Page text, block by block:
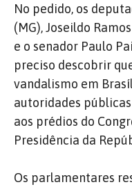
No pedido, os
(MG), Joseildo
e o senador Paulo
preciso descobrir
vandalismo em
autoridades
aos prédios do
Presidência da
Os parlamentares